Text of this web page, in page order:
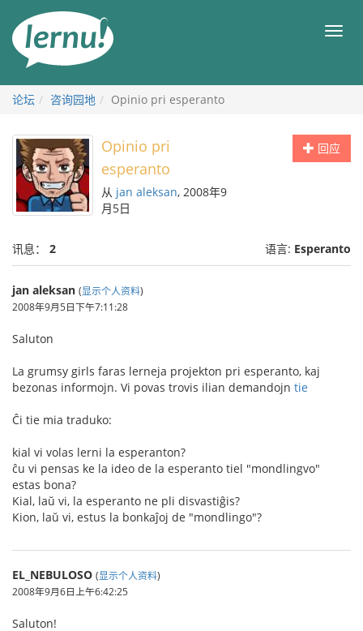
目
论坛 咨询园地 Opinio pri esperanto
回应
Opinio pri
esperanto
从 jan aleksan, 2008年9
月5日
讯息： 2 语言: Esperanto
jan aleksan (显示个人资料)
2008年9月5日下午7:11:28
Saluton
La grumsy girls faras lerneja projekton pri esperanto, kaj
bezonas informojn. Vi povas trovis ilian demandojn tie
Ĉi tie mia traduko:
kial vi volas lerni la esperanton?
ĉu vi pensas ke la ideo de la esperanto tiel "mondlingvo"
estas bona?
Kial, laŭ vi, la esperanto ne pli disvastiĝis?
Kion, laŭ vi, estus la bonkaĵoj de "mondlingo"?
EL_NEBULOSO (显示个人资料)
2008年9月6日上午6:42:25
Saluton!